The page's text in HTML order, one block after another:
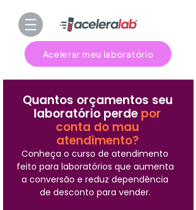
Acelerar meu laboratório
Quantos orçamentos seu
laboratório perde por
conta do mau
atendimento?
Conheça o curso de atendimento
feito para laboratórios que aumenta
a conversão e reduz dependência
de desconto para vender.